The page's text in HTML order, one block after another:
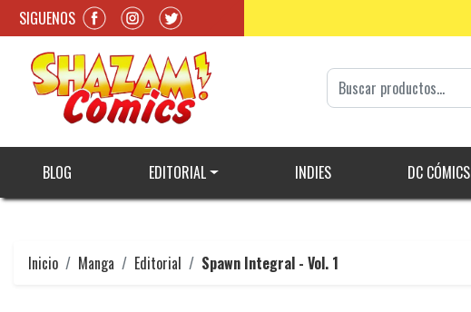
SIGUENOS
BLOG EDITORIAL INDIES DC CÓMICS
Inicio Manga Editorial Spawn Integral - Vol. 1